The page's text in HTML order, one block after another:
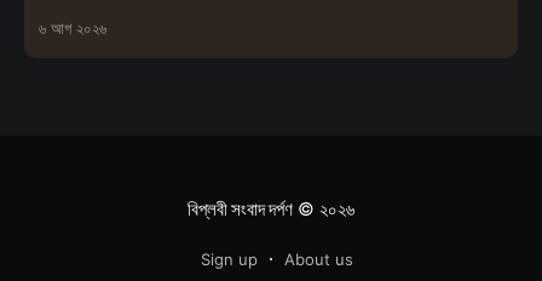
৬ আগ ২০২৬
বিপ্লবী সংবাদ দর্পণ© ২০২৬
Sign up About us